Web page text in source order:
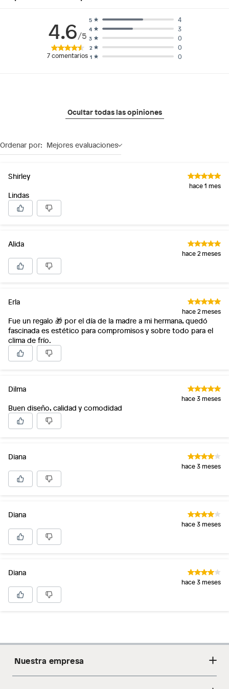
4.6/5
7comentarios 1 0
2 0
3 0
4 3
5 4
Ocultar todas las opiniones
Ordenar por: Mejores evaluaciones
Shirley
hace 1 mes
Lindas
Alida
hace 2 meses
Erla
hace 2 meses
Fue un regalo 🎁 por el día de la madre a mi hermana, quedó
fascinada es estético para compromisos y sobre todo para el
clima de frío.
Dilma
hace 3 meses
Buen diseño, calidad y comodidad
Diana
hace 3 meses
Diana
hace 3 meses
Diana
hace 3 meses
Nuestra empresa